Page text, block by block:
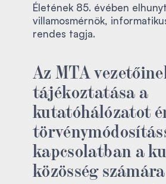
Életének 85. évében
villamosmérnök,
rendes tagja.
Az MTA
tájékoztatása a
kutatóhálózatot
kapcsolatban a
közösség számára